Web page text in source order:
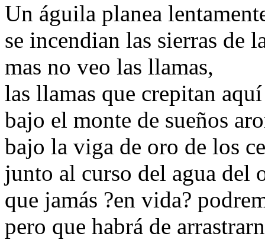
Un águila planea
se incendian las sierras de
mas no veo las llamas,
las llamas que crepitan
bajo el monte de sueños
bajo la viga de oro de los
junto al curso del agua del
que jamás ?en vida?
pero que habrá de